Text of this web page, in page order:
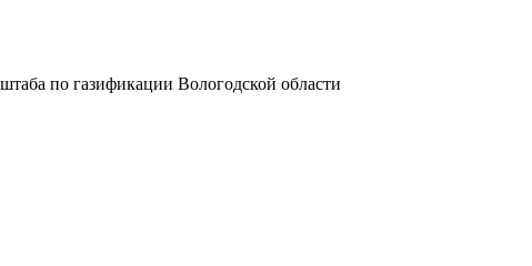
по газификации Вологодской области